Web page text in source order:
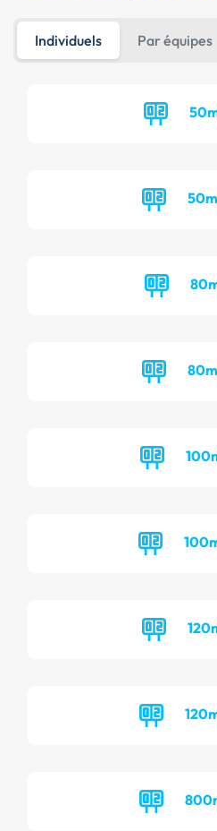
Individuels Par équipes